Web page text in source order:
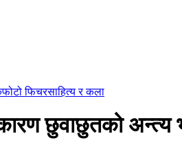
फोटो फिचरसाहित्य र कला
छुवाछुतको अन्त्य